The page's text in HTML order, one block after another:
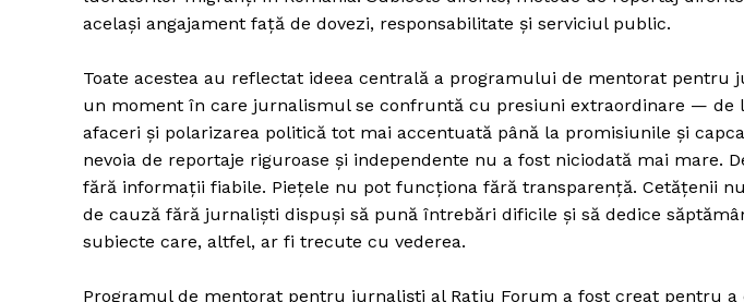
același angajament față de dovezi, responsabilitate și serviciul public.
Toate acestea au reflectat ideea centrală a programului de mentorat pentru
un moment în care jurnalismul se confruntă cu presiuni extraordinare — de
afaceri și polarizarea politică tot mai accentuată până la promisiunile și
nevoia de reportaje riguroase și independente nu a fost niciodată mai mare.
fără informații fiabile. Piețele nu pot funcționa fără transparență. Cetățenii
de cauză fără jurnaliști dispuși să pună întrebări dificile și să dedice
subiecte care, altfel, ar fi trecute cu vederea.
Programul de mentorat pentru jurnaliști al Rațiu Forum a fost creat pentru